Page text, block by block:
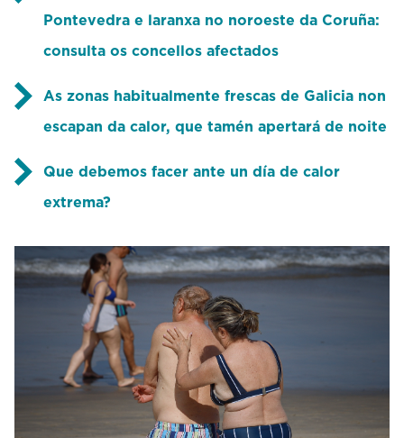
Pontevedra e laranxa no noroeste da Coruña:
consulta os concellos afectados
As zonas habitualmente frescas de Galicia non
escapan da calor, que tamén apertará de noite
Que debemos facer ante un día de calor
extrema?